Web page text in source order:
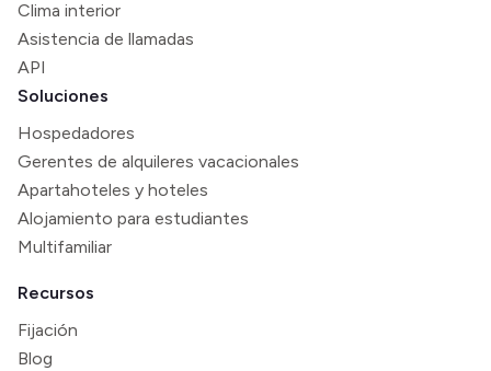
Clima interior
Asistencia de llamadas
API
Soluciones
Hospedadores
Gerentes de alquileres vacacionales
Apartahoteles y hoteles
Alojamiento para estudiantes
Multifamiliar
Recursos
Fijación
Blog